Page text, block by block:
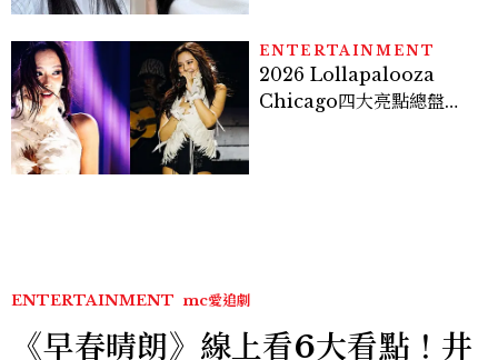
ENTERTAINMENT
2026 Lollapalooza
Chicago四大亮點總盤
ENTERTAINMENT mc愛追劇
《早春晴朗》線上看6大看點！井